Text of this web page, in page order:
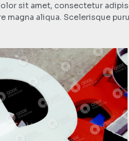
sit amet, consectetur
magna aliqua. Scelerisque